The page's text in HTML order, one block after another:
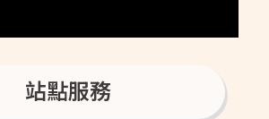
站點服務